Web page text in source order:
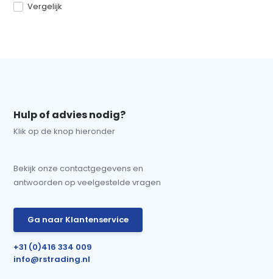
Vergelijk
Hulp of advies nodig?
Klik op de knop hieronder
Bekijk onze contactgegevens en
antwoorden op veelgestelde vragen
Ga naar Klantenservice
+31 (0)416 334 009
info@rstrading.nl